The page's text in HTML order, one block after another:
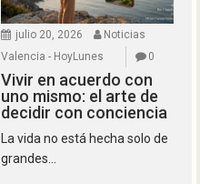
julio 20, 2026
Noticias
Valencia - HoyLunes
0
Vivir en acuerdo con
uno mismo: el arte de
decidir con conciencia
La vida no está hecha solo de
grandes...